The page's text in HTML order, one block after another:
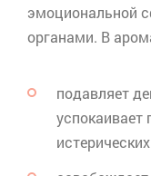
эмоциональной
органами. В
подавляет
успокаивает